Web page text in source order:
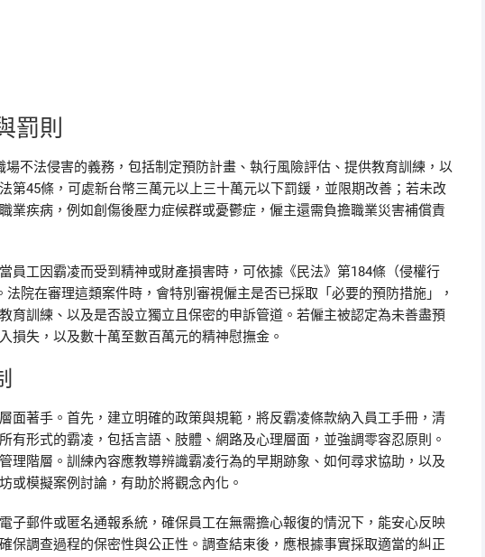
罰則
不法侵害的義務，包括制定預防計畫、執行風險評估、提供教育訓練，以
第45條，可處新台幣三萬元以上三十萬元以下罰鍰，並限期改善；若未改
業疾病，例如創傷後壓力症候群或憂鬱症，僱主還需負擔職業災害補償責
員工因霸凌而受到精神或財產損害時，可依據《民法》第184條（侵權行
院在審理這類案件時，會特別審視僱主是否已採取「必要的預防措施」，
育訓練、以及是否設立獨立且保密的申訴管道。若僱主被認定為未善盡預
損失，以及數十萬至數百萬元的精神慰撫金。
面著手。首先，建立明確的政策與規範，將反霸凌條款納入員工手冊，清
有形式的霸凌，包括言語、肢體、網路及心理層面，並強調零容忍原則。
理階層。訓練內容應教導辨識霸凌行為的早期跡象、如何尋求協助，以及
或模擬案例討論，有助於將觀念內化。
子郵件或匿名通報系統，確保員工在無需擔心報復的情況下，能安心反映
保調查過程的保密性與公正性。調查結束後，應根據事實採取適當的糾正